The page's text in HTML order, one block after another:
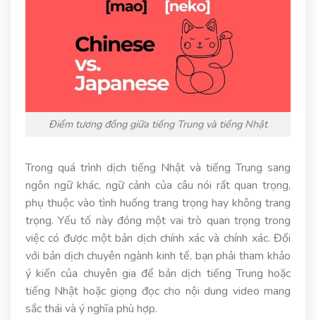
Điểm tương đồng giữa tiếng Trung và tiếng Nhật
Trong quá trình dịch tiếng Nhật và tiếng Trung sang
ngôn ngữ khác, ngữ cảnh của câu nói rất quan trọng,
phụ thuộc vào tình huống trang trọng hay không trang
trọng. Yếu tố này đóng một vai trò quan trọng trong
việc có được một bản dịch chính xác và chính xác. Đối
với bản dịch chuyên ngành kinh tế, bạn phải tham khảo
ý kiến của chuyên gia để bản dịch tiếng Trung hoặc
tiếng Nhật hoặc giọng đọc cho nội dung video mang
sắc thái và ý nghĩa phù hợp.